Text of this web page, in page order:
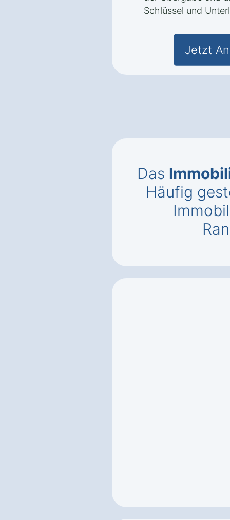
Schlüssel und
Jetzt
Das
Häufig